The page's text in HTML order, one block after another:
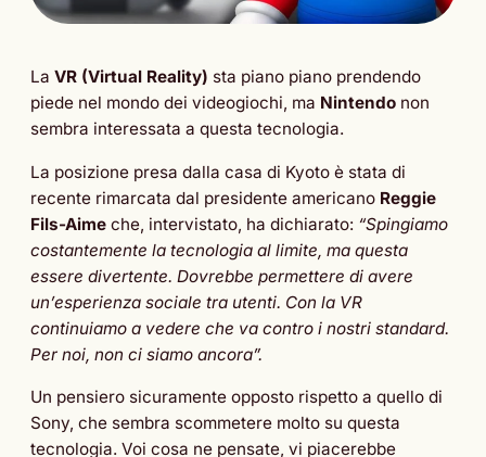
La VR (Virtual Reality) sta piano piano prendendo
piede nel mondo dei videogiochi, ma Nintendo non
sembra interessata a questa tecnologia.
La posizione presa dalla casa di Kyoto è stata di
recente rimarcata dal presidente americano Reggie
Fils-Aime che, intervistato, ha dichiarato: “Spingiamo
costantemente la tecnologia al limite, ma questa
essere divertente. Dovrebbe permettere di avere
un’esperienza sociale tra utenti. Con la VR
continuiamo a vedere che va contro i nostri standard.
Per noi, non ci siamo ancora”.
Un pensiero sicuramente opposto rispetto a quello di
Sony, che sembra scommetere molto su questa
tecnologia. Voi cosa ne pensate, vi piacerebbe